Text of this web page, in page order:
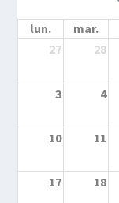
lun. mar.
27
28
3 4
10 11
17 18